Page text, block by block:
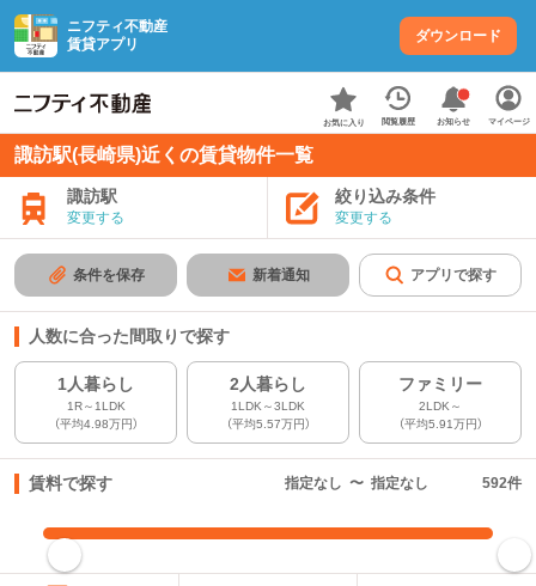
ニフティ不動産
賃貸アプリ
ダウンロード
お気に入り 閲覧履歴 お知らせ マイページ
諏訪駅(長崎県)近くの賃貸物件一覧
諏訪駅
変更する
絞り込み条件
変更する
条件を保存 新着通知 アプリで探す
人数に合った間取りで探す
1人暮らし
1R～1LDK
（平均4.98万円）
2人暮らし
1LDK～3LDK
（平均5.57万円）
ファミリー
2LDK～
（平均5.91万円）
賃料で探す 指定なし 〜 指定なし 592件